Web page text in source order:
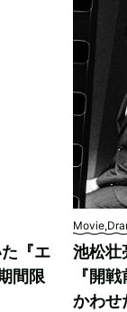
『エ
間限
池松壮
『開
かわせ